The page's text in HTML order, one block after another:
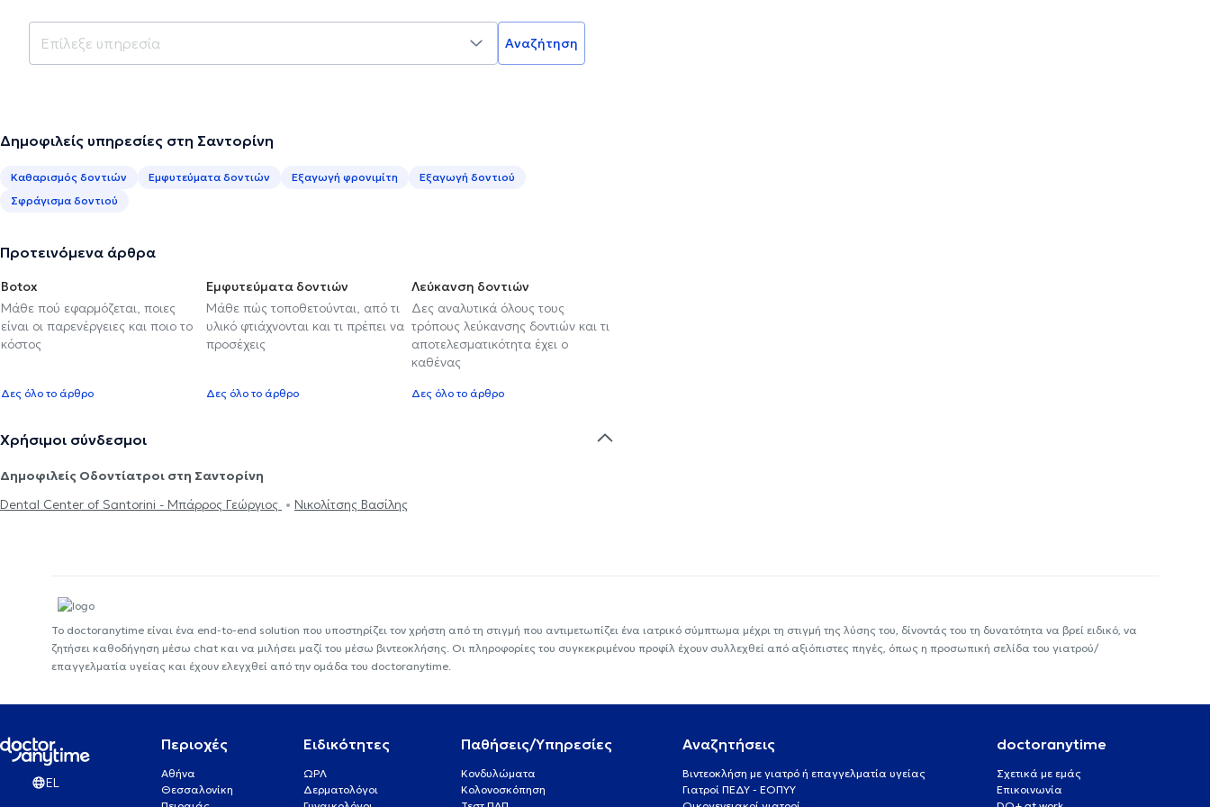
Αναζήτηση
Δημοφιλείς υπηρεσίες στη Σαντορίνη
Καθαρισμός δοντιών Εμφυτεύματα δοντιών Εξαγωγή φρονιμίτη
Εξαγωγή δοντιού
Σφράγισμα δοντιού
Προτεινόμενα άρθρα
Botox
Μάθε πού εφαρμόζεται, ποιες
είναι οι παρενέργειες και ποιο το
κόστος
Δες όλο το άρθρο
Εμφυτεύματα δοντιών
Μάθε πώς τοποθετούνται, από τι
υλικό φτιάχνονται και τι πρέπει να
προσέχεις
Δες όλο το άρθρο
Λεύκανση δοντιών
Δες αναλυτικά όλους τους
τρόπους λεύκανσης δοντιών και τι
αποτελεσματικότητα έχει ο
καθένας
Δες όλο το άρθρο
Χρήσιμοι σύνδεσμοι
Δημοφιλείς Οδοντίατροι στη Σαντορίνη
Dental Center of Santorini - Μπάρρος Γεώργιος
Νικολίτσης Βασίλης
Το doctoranytime είναι ένα end-to-end solution που υποστηρίζει τον χρήστη από τη στιγμή που αντιμετωπίζει ένα ιατρικό σύμπτωμα μέχρι τη στιγμή της λύσης του, δίνοντάς του τη δυνατότητα να βρεί ειδικό, να
ζητήσει καθοδήγηση μέσω chat και να μιλήσει μαζί του μέσω βιντεοκλήσης. Οι πληροφορίες του συγκεκριμένου προφίλ έχουν συλλεχθεί από αξιόπιστες πηγές, όπως η προσωπική σελίδα του γιατρού/
επαγγελματία υγείας και έχουν ελεγχθεί από την ομάδα του doctoranytime.
EL
Περιοχές
Αθήνα
Θεσσαλονίκη
Ειδικότητες
ΩΡΛ
Δερματολόγοι
Παθήσεις/Υπηρεσίες
Κονδυλώματα
Κολονοσκόπηση
Αναζητήσεις
Βιντεοκλήση με γιατρό ή επαγγελματία υγείας
Γιατροί ΠΕΔΥ - ΕΟΠΥΥ
doctoranytime
Σχετικά με εμάς
Επικοινωνία